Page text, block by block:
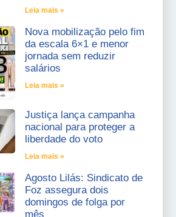
Leia mais »
Nova mobilização pelo fim
da escala 6×1 e menor
jornada sem reduzir
salários
Leia mais »
Justiça lança campanha
nacional para proteger a
liberdade do voto
Leia mais »
Agosto Lilás: Sindicato de
Foz assegura dois
domingos de folga por
mês